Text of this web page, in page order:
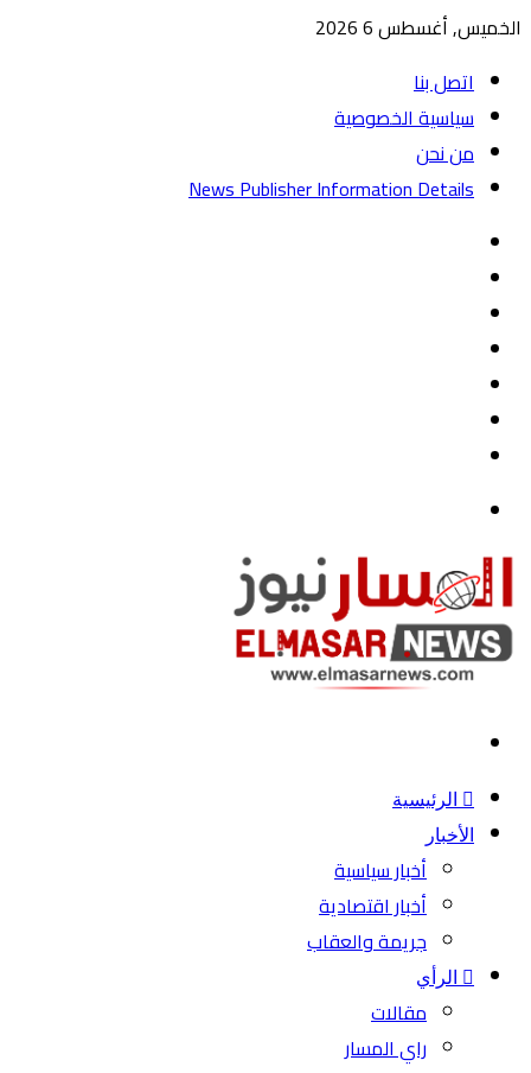
الخميس, أغسطس 6 2026
اتصل بنا
سياسية الخصوصية
من نحن
News Publisher Information Details
الرئيسية
الأخبار
أخبار سياسية
أخبار اقتصادية
جريمة والعقاب
الرأي
مقالات
راي المسار